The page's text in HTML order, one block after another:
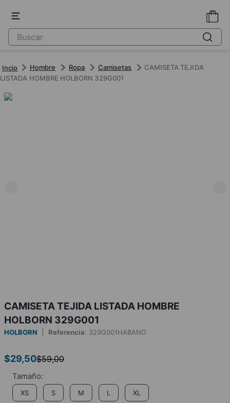
Hombre Ropa Camisetas
CAMISETA TEJIDA
LISTADA HOMBRE HOLBORN 329G001
CAMISETA TEJIDA LISTADA HOMBRE
HOLBORN 329G001
HOLBORN Referencia: 329G001HABANO
$29,50$59,00
XS S M L XL